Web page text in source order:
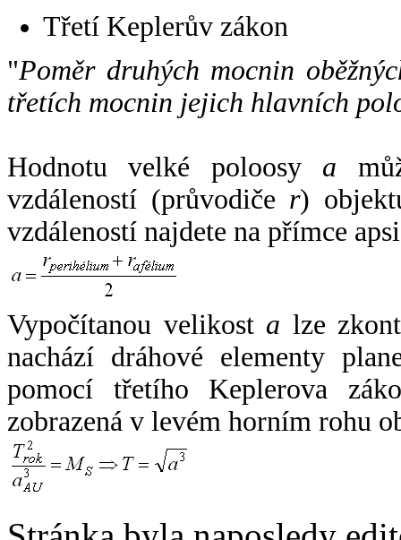
Třetí Keplerův zákon
"Poměr druhých mocnin
třetích mocnin jejich hlavních
Hodnotu velké poloosy a
vzdáleností (průvodiče r)
vzdáleností najdete na přímce
Vypočítanou velikost a lze
nachází dráhové elementy
pomocí třetího Keplerova
zobrazená v levém horním rohu